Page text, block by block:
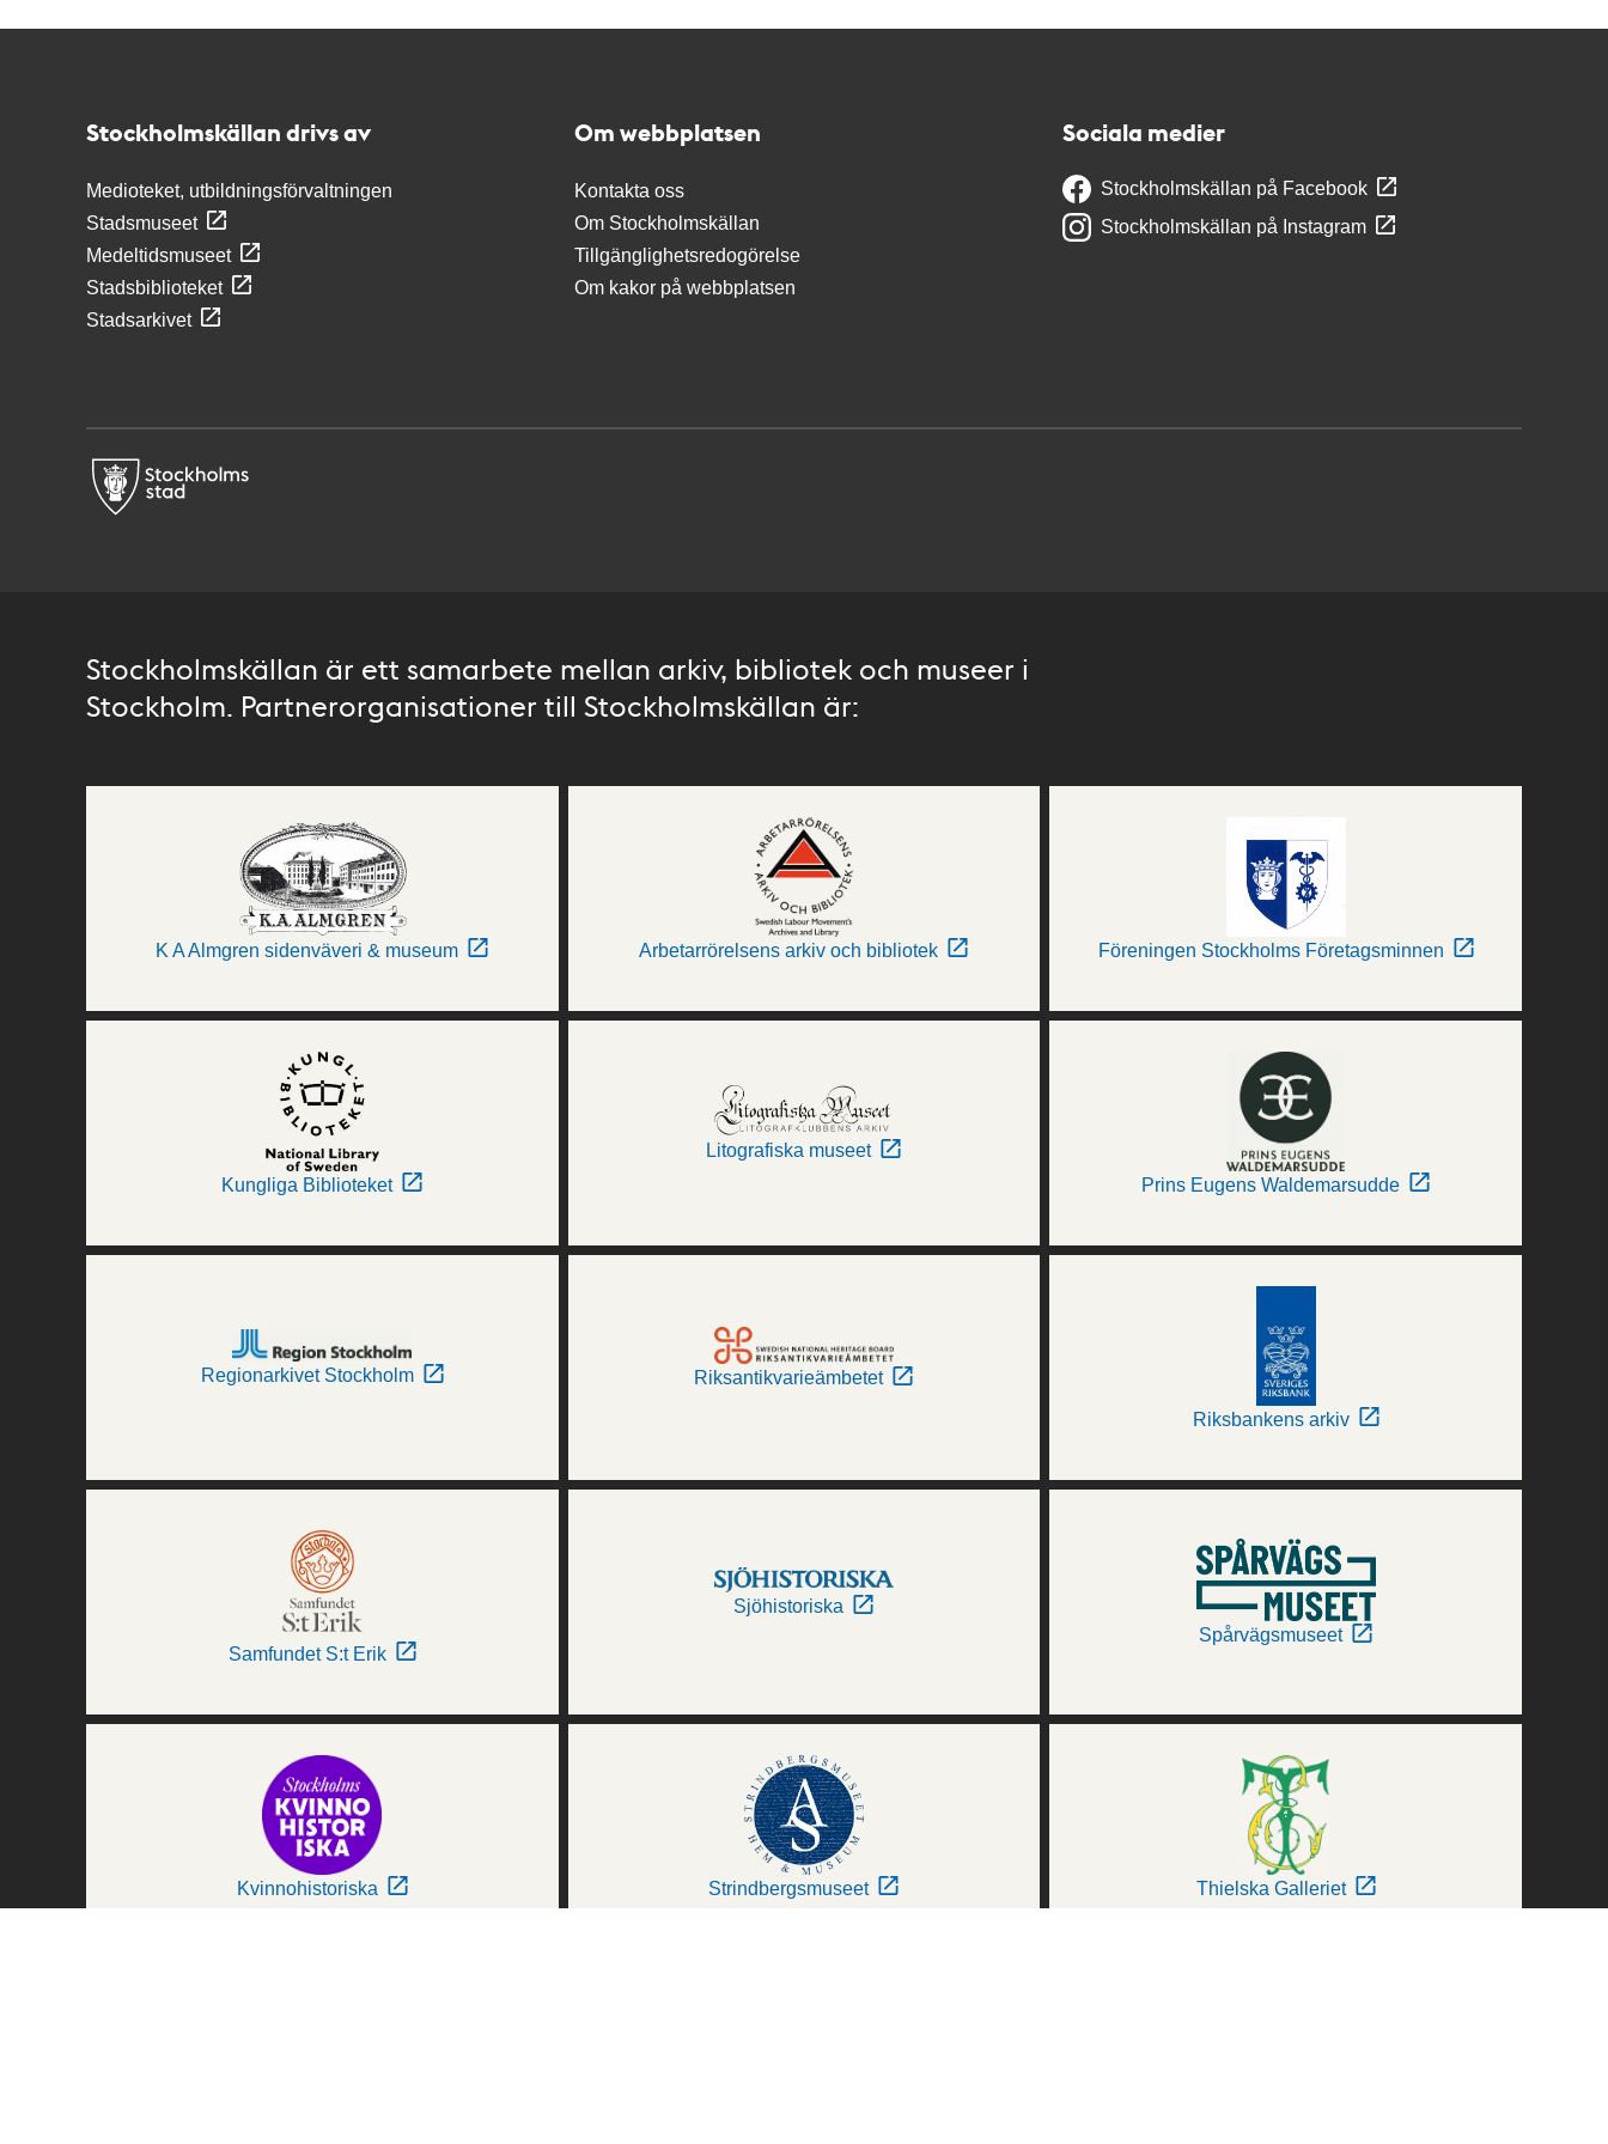
Stockholmskällan drivs av
Medioteket, utbildningsförvaltningen
Stadsmuseet
Medeltidsmuseet
Stadsbiblioteket
Stadsarkivet
Om webbplatsen
Kontakta oss
Om Stockholmskällan
Tillgänglighetsredogörelse
Om kakor på webbplatsen
Sociala medier
Stockholmskällan på Facebook
Stockholmskällan på Instagram
Stockholmskällan är ett samarbete mellan arkiv, bibliotek och museer i
Stockholm. Partnerorganisationer till Stockholmskällan är:
K A Almgren sidenväveri & museum Arbetarrörelsens arkiv och bibliotek Föreningen Stockholms Företagsminnen
Kungliga Biblioteket
Litografiska museet
Prins Eugens Waldemarsudde
Regionarkivet Stockholm Riksantikvarieämbetet
Riksbankens arkiv
Samfundet S:t Erik
Sjöhistoriska
Spårvägsmuseet
Kvinnohistoriska Strindbergsmuseet Thielska Galleriet